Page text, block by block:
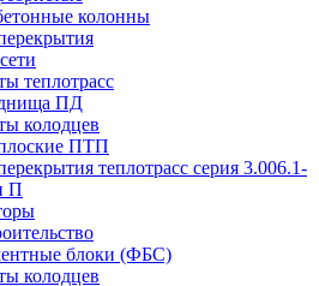
колонны
теплотрасс
ПД
колодцев
ПТП
теплотрасс серия 3.006.1-
П
блоки (ФБС)
колодцев